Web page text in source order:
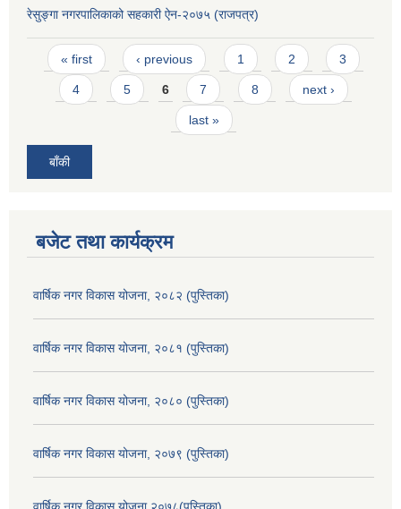
रेसुङ्गा नगरपालिकाको सहकारी ऐन-२०७५ (राजपत्र)
Pages
« first ‹ previous 1 2 3
4 5 6 7 8 next ›
last »
बाँकी
बजेट तथा कार्यक्रम
वार्षिक नगर विकास योजना, २०८२ (पुस्तिका)
वार्षिक नगर विकास योजना, २०८१ (पुस्तिका)
वार्षिक नगर विकास योजना, २०८० (पुस्तिका)
वार्षिक नगर विकास योजना, २०७९ (पुस्तिका)